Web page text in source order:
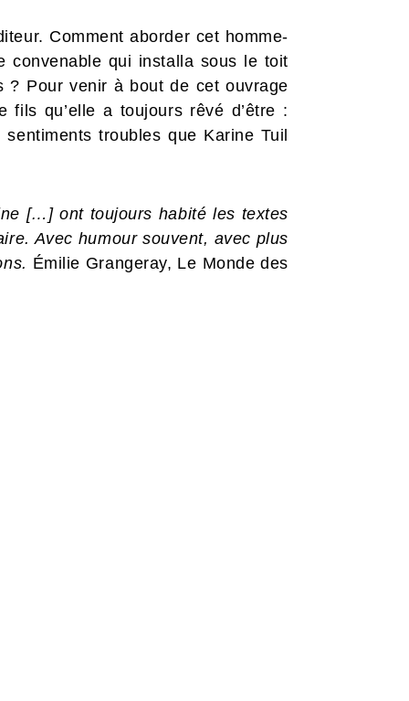
Comment aborder cet homme-
convenable qui installa sous le toit
? Pour venir à bout de cet ouvrage
qu’elle a toujours rêvé d’être :
troubles que Karine Tuil
[…] ont toujours habité les textes
Avec humour souvent, avec plus
Émilie Grangeray, Le Monde des